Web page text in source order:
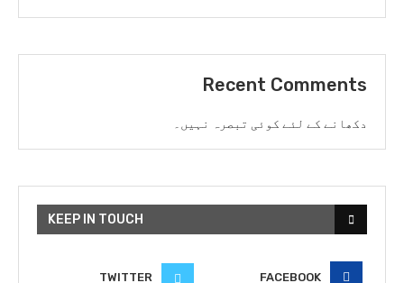
Recent Comments
دکھانے کے لئے کوئی تبصرہ نہیں۔
KEEP IN TOUCH
FACEBOOK
TWITTER